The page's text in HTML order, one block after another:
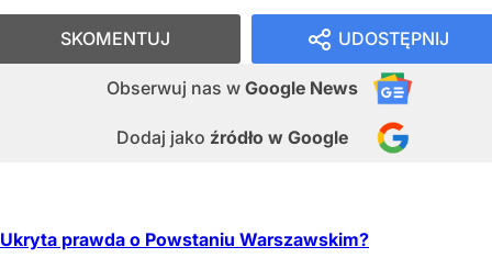
UDOSTĘPNIJ
Obserwuj nas w Google News
Dodaj jako źródło w Google
SKOMENTUJ
Ukryta prawda o Powstaniu Warszawskim?